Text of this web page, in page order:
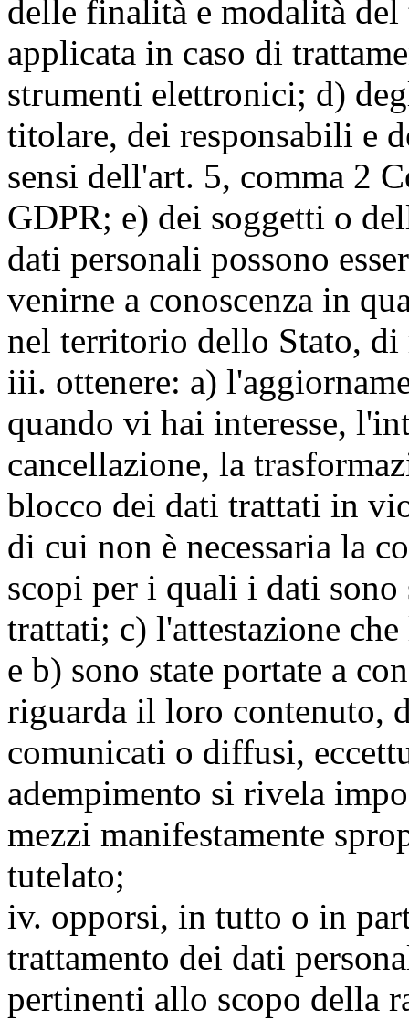
delle finalità e modalità
applicata in caso di
strumenti elettronici; d)
titolare, dei responsabili e
sensi dell'art. 5, comma 2
GDPR; e) dei soggetti o
dati personali possono
venirne a conoscenza in
nel territorio dello Stato,
iii. ottenere: a)
quando vi hai interesse,
cancellazione, la
blocco dei dati trattati in
di cui non è necessaria la
scopi per i quali i dati sono
trattati; c) l'attestazione
e b) sono state portate a
riguarda il loro contenuto,
comunicati o diffusi,
adempimento si rivela
mezzi manifestamente
tutelato;
iv. opporsi, in tutto o in
trattamento dei dati
pertinenti allo scopo della